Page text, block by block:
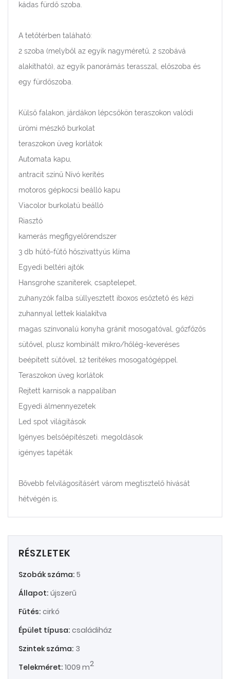
kádas fürdő szoba.
A tetőtérben taláható:
2 szoba (melyből az egyik nagyméretű, 2 szobává
alakítható), az egyik panorámás terasszal, előszoba és
egy fürdőszoba.
Külső falakon, járdákon lépcsőkön teraszokon valódi
ürömi mészkő burkolat
teraszokon üveg korlátok
Automata kapu,
antracit színű Nívó kerítés
motoros gépkocsi beálló kapu
Viacolor burkolatú beálló
Riasztó
kamerás megfigyelőrendszer
3 db hűtő-fűtő hőszivattyús klíma
Egyedi beltéri ajtók
Hansgrohe szaniterek, csaptelepet,
zuhanyzók falba süllyesztett iboxos esőztető és kézi
zuhannyal lettek kialakítva
magas színvonalú konyha gránit mosogatóval, gőzfőzős
sütővel, plusz kombinált mikro/hőlég-keveréses
beépített sütővel, 12 terítékes mosogatógéppel.
Teraszokon üveg korlátok
Rejtett karnisok a nappaliban
Egyedi álmennyezetek
Led spot világítások
Igényes belsőépítészeti. megoldások
igényes tapéták
Bővebb felvilágosításért várom megtisztelő hívását
hétvégén is.
RÉSZLETEK
Szobák száma: 5
Állapot: újszerű
Fűtés: cirkó
Épület típusa: családiház
Szintek száma: 3
Telekméret: 1009 m2